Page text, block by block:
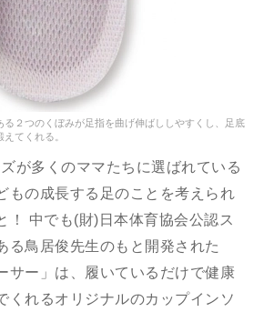
る２つのくぼみが足指を曲げ伸ばししやすくし、足底
てくれる。
が多くのママたちに選ばれている
もの成長する足のことを考えられ
！ 中でも(財)日本体育協会公認ス
る鳥居俊先生のもと開発された
サー」は、履いているだけで健康
くれるオリジナルのカップインソ